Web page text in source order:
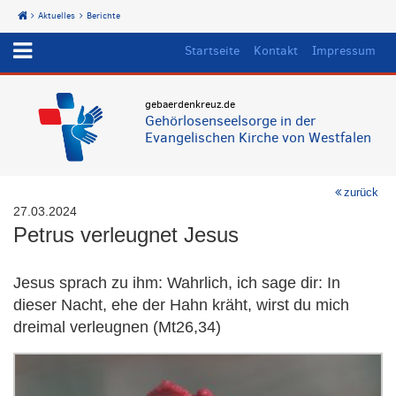
Start
Aktuelles Berichte
Startseite Kontakt Impressum
gebaerdenkreuz.de
Gehörlosenseelsorge in der
Evangelischen Kirche von Westfalen
zurück
27.03.2024
Petrus verleugnet Jesus
Jesus sprach zu ihm: Wahrlich, ich sage dir: In
dieser Nacht, ehe der Hahn kräht, wirst du mich
dreimal verleugnen (Mt26,34)